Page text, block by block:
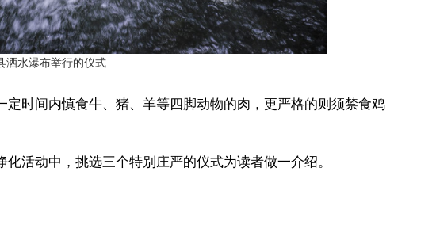
洒水瀑布举行的仪式
定时间内慎食牛、猪、羊等四脚动物的肉，更严格的则须禁食鸡
活动中，挑选三个特别庄严的仪式为读者做一介绍。